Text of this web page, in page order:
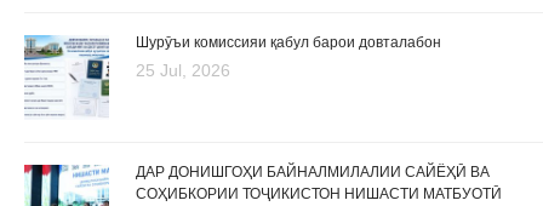
Шурӯъи комиссияи қабул барои довталабон
25 Jul, 2026
ДАР ДОНИШГОҲИ БАЙНАЛМИЛАЛИИ САЙЁҲӢ ВА
СОҲИБКОРИИ ТОҶИКИСТОН НИШАСТИ МАТБУОТӢ